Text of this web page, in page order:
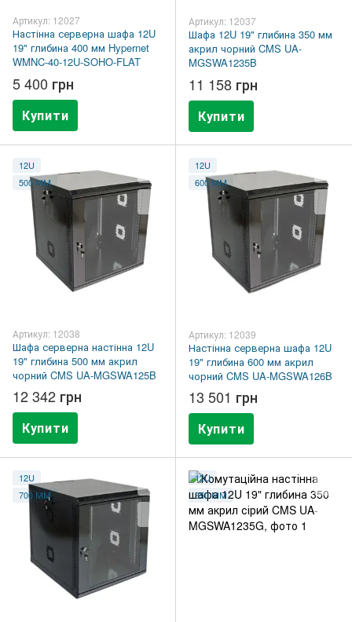
Артикул: 12027
Настінна серверна шафа 12U
19" глибина 400 мм Hypernet
WMNC-40-12U-SOHO-FLAT
5 400 грн
Купити
Артикул: 12037
Шафа 12U 19" глибина 350 мм
акрил чорний CMS UA-
MGSWA1235B
11 158 грн
Купити
12U
500 ММ
Артикул: 12038
Шафа серверна настінна 12U
19" глибина 500 мм акрил
чорний CMS UA-MGSWA125B
12 342 грн
Купити
12U
600 ММ
Артикул: 12039
Настінна серверна шафа 12U
19" глибина 600 мм акрил
чорний CMS UA-MGSWA126B
13 501 грн
Купити
12U
700 ММ
12U
350 ММ